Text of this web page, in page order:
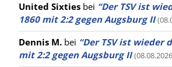
United Sixties bei “Der TSV ist
1860 mit 2:2 gegen Augsburg II
Dennis M. bei “Der TSV ist wieder
mit 2:2 gegen Augsburg II